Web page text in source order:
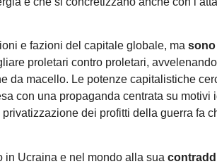
e fazioni del capitale globale, ma sono
proletari contro proletari,
da macello. Le potenze capitalistiche
con una propaganda centrata su motivi
dei profitti della guerra fa
in Ucraina e nel mondo alla sua